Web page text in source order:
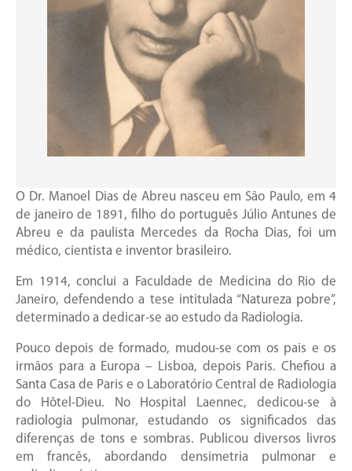
O Dr. Manoel Dias de Abreu nasceu em São Paulo, em 4
de janeiro de 1891, filho do português Júlio Antunes de
Abreu e da paulista Mercedes da Rocha Dias, foi um
médico, cientista e inventor brasileiro.
Em 1914, conclui a Faculdade de Medicina do Rio de
Janeiro, defendendo a tese intitulada “Natureza pobre”,
determinado a dedicar-se ao estudo da Radiologia.
Pouco depois de formado, mudou-se com os pais e os
irmãos para a Europa – Lisboa, depois Paris. Chefiou a
Santa Casa de Paris e o Laboratório Central de Radiologia
do Hôtel-Dieu. No Hospital Laennec, dedicou-se à
radiologia pulmonar, estudando os significados das
diferenças de tons e sombras. Publicou diversos livros
em francês, abordando densimetria pulmonar e